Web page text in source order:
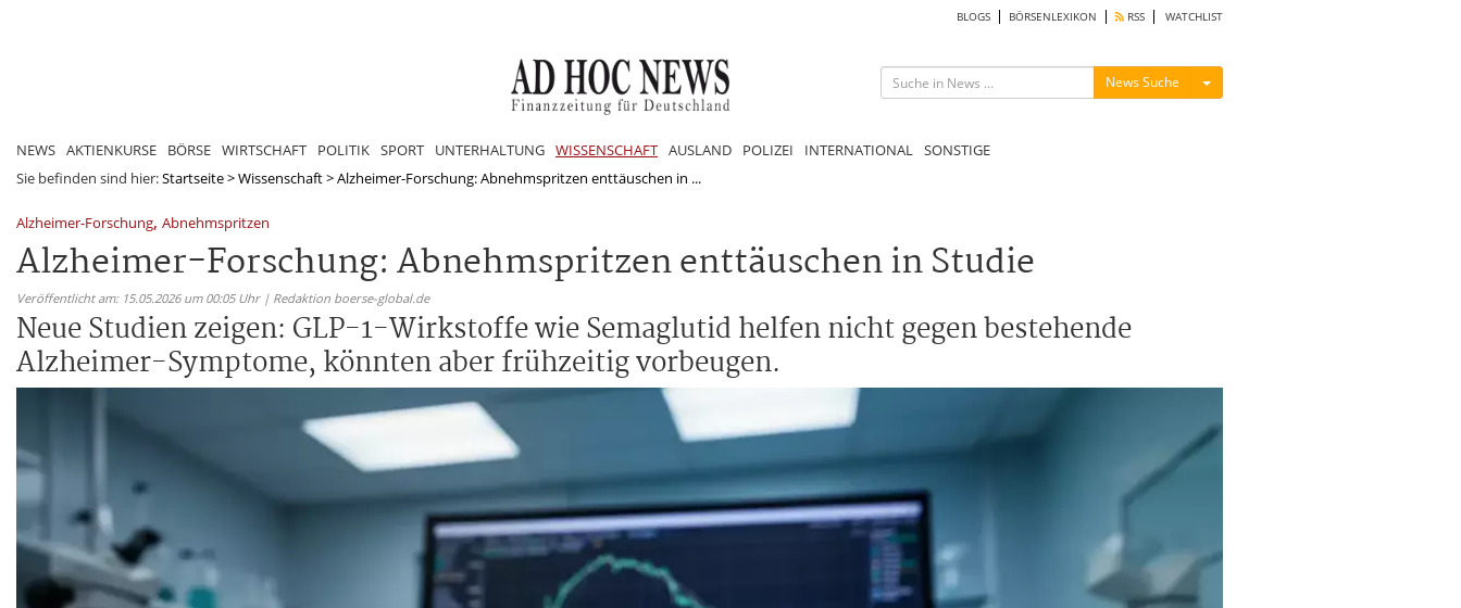
BLOGS BÖRSENLEXIKON RSS WATCHLIST
News Suche Menü ein-/ausblenden
NEWS AKTIENKURSE BÖRSE WIRTSCHAFT POLITIK SPORT UNTERHALTUNG WISSENSCHAFT AUSLAND POLIZEI INTERNATIONAL SONSTIGE
Sie befinden sind hier:Startseite>Wissenschaft>Alzheimer-Forschung: Abnehmspritzen enttäuschen in ...
Alzheimer-Forschung, Abnehmspritzen
Alzheimer-Forschung: Abnehmspritzen enttäuschen in Studie
Veröffentlicht am: 15.05.2026 um 00:05 Uhr | Redaktion boerse-global.de
Neue Studien zeigen: GLP-1-Wirkstoffe wie Semaglutid helfen nicht gegen bestehende
Alzheimer-Symptome, könnten aber frühzeitig vorbeugen.